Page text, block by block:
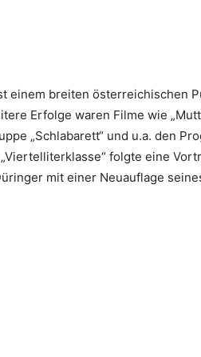
einem breiten österreichischen
Erfolge waren Filme wie
„Schlabarett“ und u.a. den
folgte eine
mit einer Neuauflage